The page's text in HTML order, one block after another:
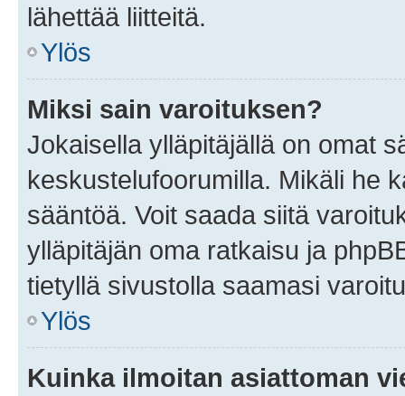
lähettää liitteitä.
Ylös
Miksi sain varoituksen?
Jokaisella ylläpitäjällä on omat
keskustelufoorumilla. Mikäli he
sääntöä. Voit saada siitä
ylläpitäjän oma ratkaisu ja
tietyllä sivustolla saamasi
Ylös
Kuinka ilmoitan asiattoman